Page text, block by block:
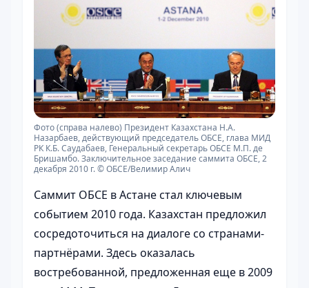
Фото (справа налево) Президент Казахстана Н.А.
Назарбаев, действующий председатель ОБСЕ, глава МИД
РК К.Б. Саудабаев, Генеральный секретарь ОБСЕ М.П. де
Бришамбо. Заключительное заседание саммита ОБСЕ, 2
декабря 2010 г. © ОБСЕ/Велимир Алич
Саммит ОБСЕ в Астане стал ключевым
событием 2010 года. Казахстан предложил
сосредоточиться на диалоге со странами-
партнёрами. Здесь оказалась
востребованной, предложенная еще в 2009